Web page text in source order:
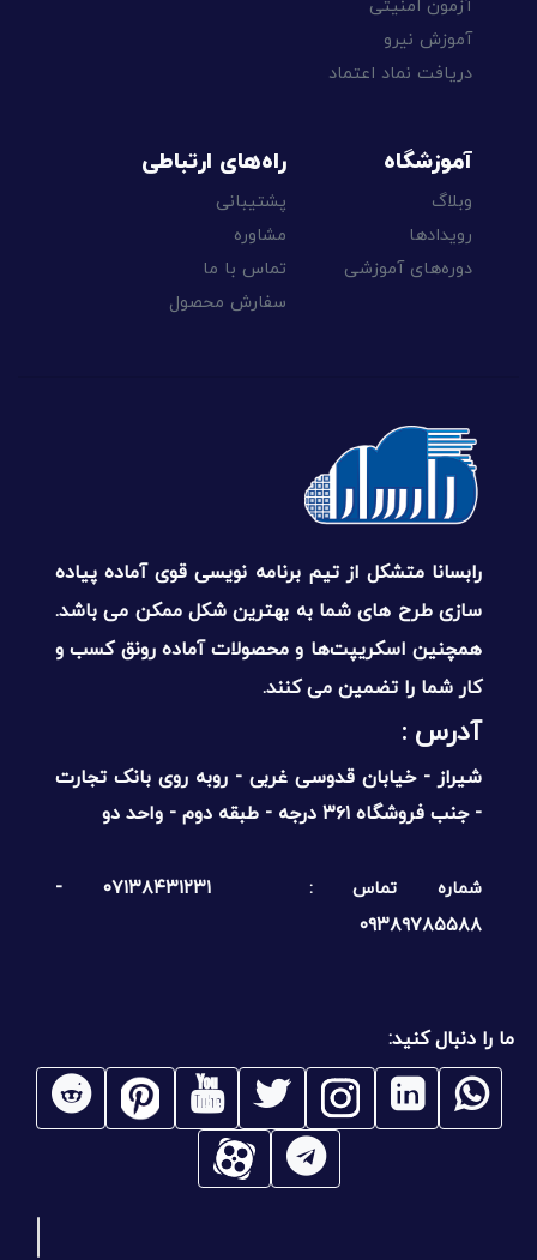
آزمون امنیتی
آموزش نیرو
دریافت نماد اعتماد
آموزشگاه
وبلاگ
رویدادها
دوره‌های آموزشی
راه‌های ارتباطی
پشتیبانی
مشاوره
تماس با ما
سفارش محصول
رابسانا متشکل از تیم برنامه نویسی قوی آماده پیاده
سازی طرح های شما به بهترین شکل ممکن می باشد.
همچنین اسکریپت‌ها و محصولات آماده رونق کسب و
کار شما را تضمین می کنند.
آدرس :‌
شیراز - خیابان قدوسی غربی - روبه روی بانک تجارت
- جنب فروشگاه ۳۶۱ درجه - طبقه دوم - واحد دو
شماره تماس :
۰۷۱۳۸۴۳۱۲۳۱ -
۰۹۳۸۹۷۸۵۵۸۸
ما را دنبال کنید: